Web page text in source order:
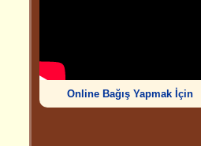
Online Bağış Yapmak İçin